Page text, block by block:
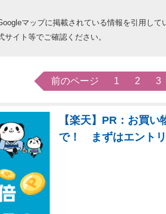
マップに掲載されている情報を引用し
サイト等でご確認ください。
前のページ 1 2 3
【楽天】PR：お買
で！ まずはエントリ